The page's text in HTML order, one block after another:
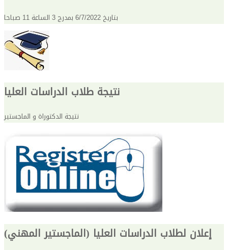
بتاريخ 6/7/2022 بمدرج 3 الساعة 11 صباحا
نتيجة طلاب الدراسات العليا
نتيجة الدكتوراة و الماجستير
إعلان لطلاب الدراسات العليا (الماجستير المهني)